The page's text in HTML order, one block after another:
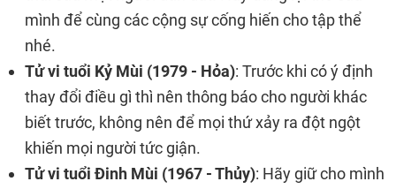
mình để cùng các cộng sự cống hiến cho tập thể
nhé.
Tử vi tuổi Kỷ Mùi (1979 - Hỏa): Trước khi có ý định
thay đổi điều gì thì nên thông báo cho người khác
biết trước, không nên để mọi thứ xảy ra đột ngột
khiến mọi người tức giận.
Tử vi tuổi Đinh Mùi (1967 - Thủy): Hãy giữ cho mình